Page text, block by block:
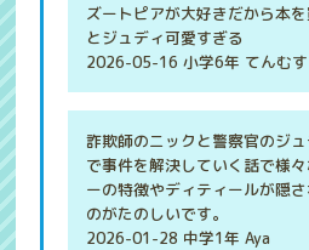
ズートピアが大好きだから本
とジュディ可愛すぎる
2026-05-16 小学6年 てんむす
詐欺師のニックと警察官のジ
で事件を解決していく話で様
ーの特徴やディティールが隠
のがたのしいです。
2026-01-28 中学1年 Aya